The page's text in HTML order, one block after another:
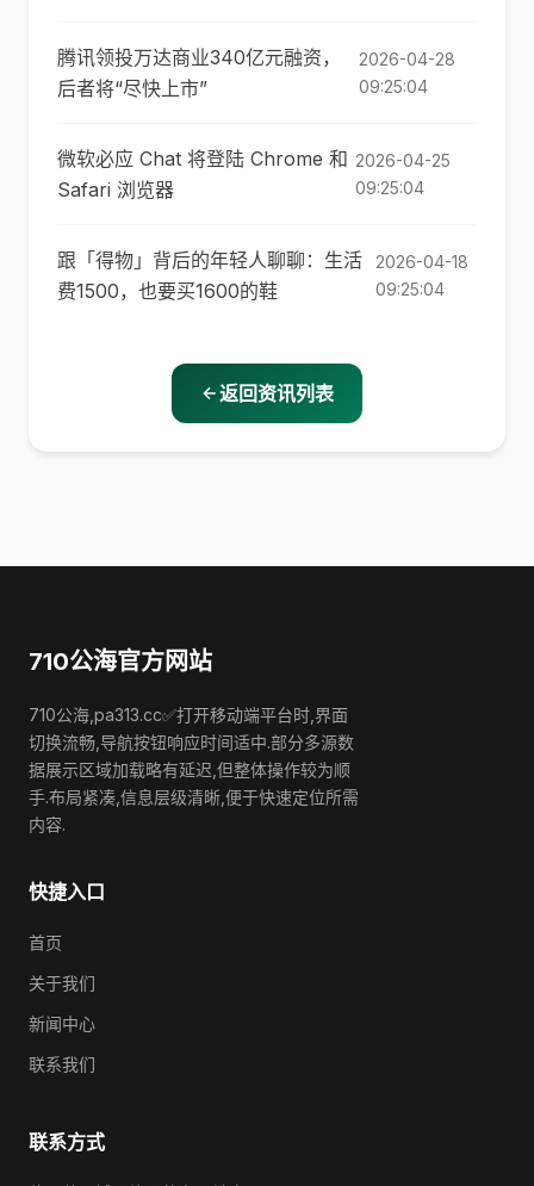
腾讯领投万达商业340亿元融资，
后者将“尽快上市”
2026-04-28
09:25:04
微软必应 Chat 将登陆 Chrome 和
Safari 浏览器
2026-04-25
09:25:04
跟「得物」背后的年轻人聊聊：生活
费1500，也要买1600的鞋
2026-04-18
09:25:04
返回资讯列表
710公海官方网站
710公海,pa313.cc✅打开移动端平台时,界面
切换流畅,导航按钮响应时间适中.部分多源数
据展示区域加载略有延迟,但整体操作较为顺
手.布局紧凑,信息层级清晰,便于快速定位所需
内容.
快捷入口
首页
关于我们
新闻中心
联系我们
联系方式